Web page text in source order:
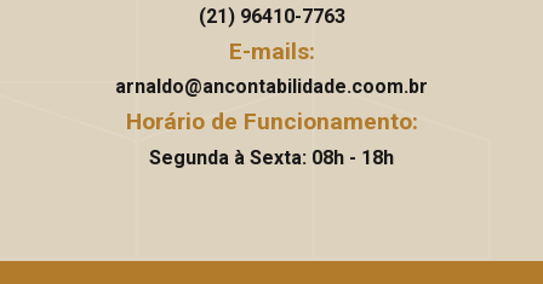
(21) 96410-7763
E-mails:
arnaldo@ancontabilidade.coom.br
Horário de Funcionamento:
Segunda à Sexta: 08h - 18h